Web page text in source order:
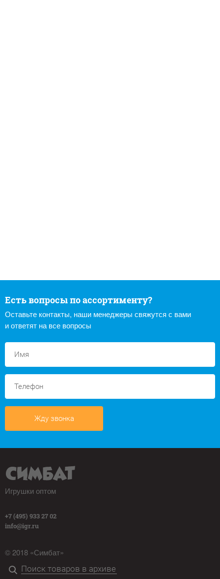
Есть вопросы по ассортименту?
Оставьте контакты, наши менеджеры свяжутся с вами
и ответят на все вопросы
Жду звонка
Игрушки оптом
+7 (495) 933 27 02
info@igr.ru
© 2018 «Симбат»